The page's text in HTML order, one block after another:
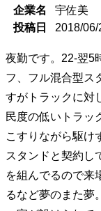
企業名
宇佐美
投稿日
2018/06/
夜勤です。22-翌5
フ、フル混合型ス
すがトラックに対
民度の低いトラッ
こすりながら駆け
スタンドと契約し
を組んでるので来
るなど夢のまた夢